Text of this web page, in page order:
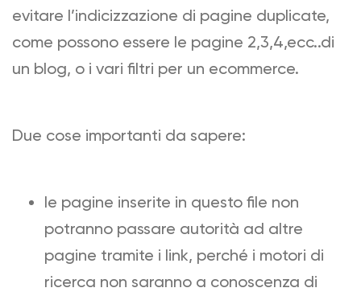
evitare l’indicizzazione di pagine duplicate,
come possono essere le pagine 2,3,4,ecc..di
un blog, o i vari filtri per un ecommerce.
Due cose importanti da sapere:
le pagine inserite in questo file non
potranno passare autorità ad altre
pagine tramite i link, perché i motori di
ricerca non saranno a conoscenza di